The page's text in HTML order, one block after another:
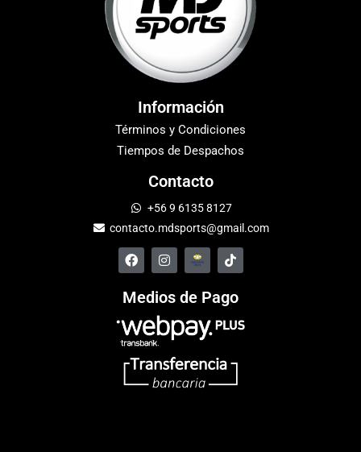
Información
Términos y Condiciones
Tiempos de Despachos
Contacto
+56 9 6135 8127
contacto.mdsports@gmail.com
Medios de Pago